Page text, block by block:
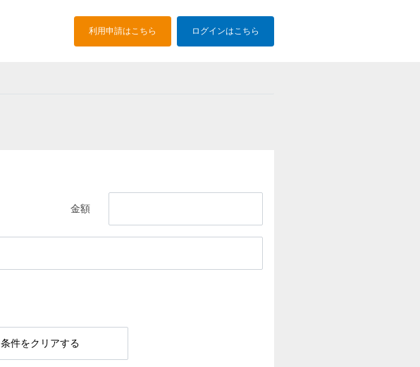
利用申請はこちら ログインはこちら
金額
条件をクリアする